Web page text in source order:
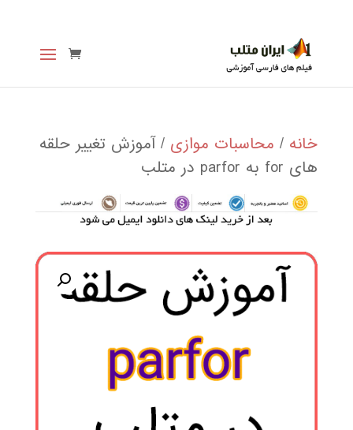
خانه / محاسبات موازی / آموزش تغییر حلقه
های for به parfor در متلب